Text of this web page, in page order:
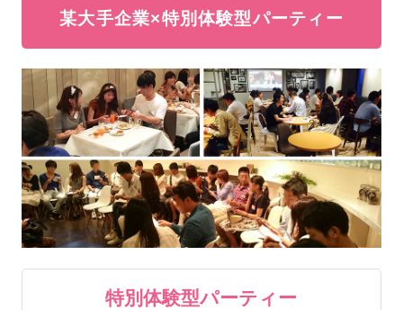
某大手企業×特別体験型パーティー
特別体験型パーティー